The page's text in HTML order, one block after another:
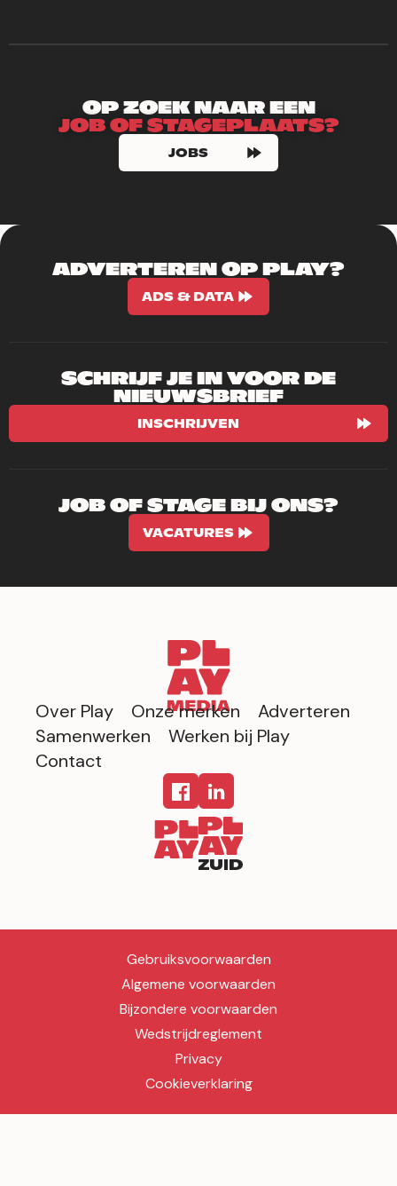
OP ZOEK NAAR EEN
JOB OF STAGEPLAATS?
JOBS
ADVERTEREN OP PLAY?
ADS & DATA
SCHRIJF JE IN VOOR DE
NIEUWSBRIEF
INSCHRIJVEN
JOB OF STAGE BIJ ONS?
VACATURES
Over Play Onze merken
Adverteren
Samenwerken
Werken bij Play
Contact
Gebruiksvoorwaarden
Algemene voorwaarden
Bijzondere voorwaarden
Wedstrijdreglement
Privacy
Cookieverklaring